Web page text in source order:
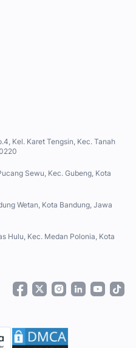
Kel. Karet Tengsin, Kec. Tanah
Sewu, Kec. Gubeng, Kota
Wetan, Kota Bandung, Jawa
Hulu, Kec. Medan Polonia, Kota